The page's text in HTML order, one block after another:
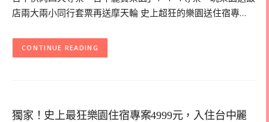
店兩大兩小同行套票再送摩天輪 史上超狂的樂園送住宿專…
CONTINUE READING
獨家！史上最狂樂園住宿專案4999元，入住台中麗